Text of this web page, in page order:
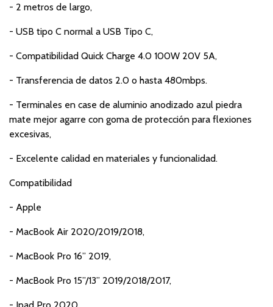
- 2 metros de largo,
- USB tipo C normal a USB Tipo C,
- Compatibilidad Quick Charge 4.0 100W 20V 5A,
- Transferencia de datos 2.0 o hasta 480mbps.
- Terminales en case de aluminio anodizado azul piedra
mate mejor agarre con goma de protección para flexiones
excesivas,
- Excelente calidad en materiales y funcionalidad.
Compatibilidad
- Apple
- MacBook Air 2020/2019/2018,
- MacBook Pro 16” 2019,
- MacBook Pro 15”/13” 2019/2018/2017,